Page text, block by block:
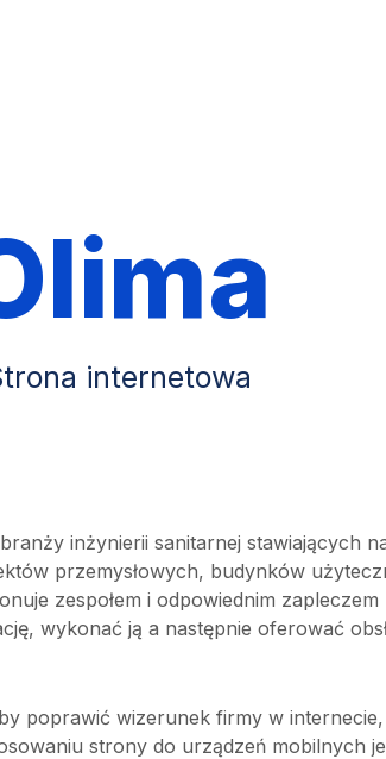
internetowa
inżynierii sanitarnej stawiających
przemysłowych, budynków
zespołem i odpowiednim zapleczem
wykonać ją a następnie oferować
poprawić wizerunek firmy w
strony do urządzeń mobilnych